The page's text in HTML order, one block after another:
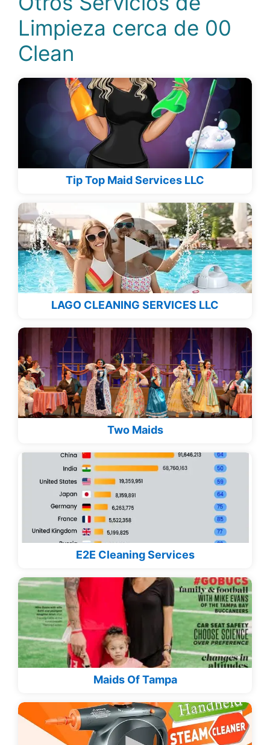
Limpieza cerca de 00
Clean
Tip Top Maid Services LLC
LAGO CLEANING SERVICES LLC
Two Maids
E2E Cleaning Services
Maids Of Tampa